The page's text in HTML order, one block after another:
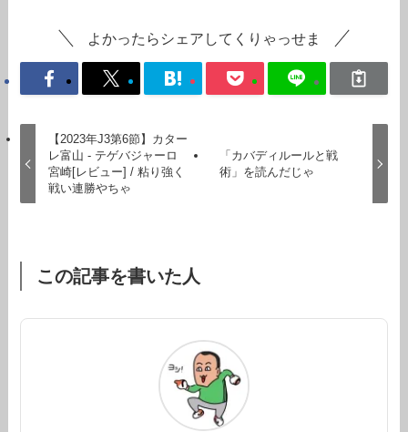
よかったらシェアしてくりゃっせま
【2023年J3第6節】カター
レ富山 - テゲバジャーロ
宮崎[レビュー] / 粘り強く
戦い連勝やちゃ
「カバディルールと戦
術」を読んだじゃ
この記事を書いた人